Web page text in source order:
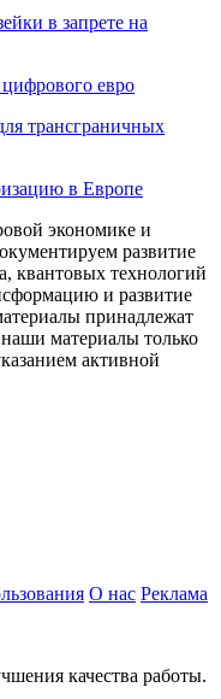
в запрете на
евро
трансграничных
в Европе
экономике и
развитие
квантовых технологий
и развитие
принадлежат
материалы только
активной
О нас Реклама
качества работы.